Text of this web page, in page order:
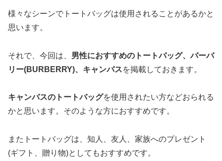
様々なシーンでトートバッグは使用されることがあるかと
思います。
それで、今回は、 男性におすすめのトートバッグ、バーバ
リー(BURBERRY)、キャンバスを掲載しておきます。
キャンバスのトートバッグを使用されたい方などおられる
かと思います。そのような方におすすめです。
またトートバッグは、知人、友人、家族へのプレゼント
(ギフト、贈り物)としてもおすすめです。